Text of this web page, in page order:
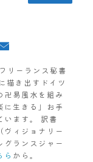
リーランス秘書
描き出すドイツ
易風水を組み
生きる」お手
います。 訳書
ヴィジョナリー
グランスジャー
ら から。